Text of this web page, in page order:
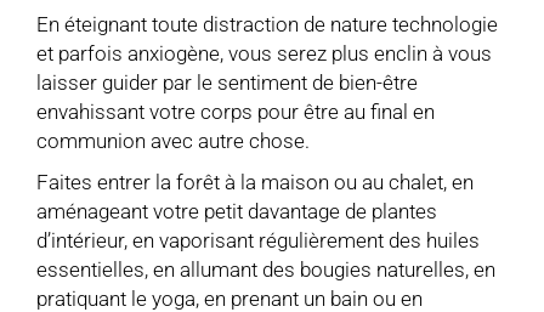
En éteignant toute distraction de nature technologie
et parfois anxiogène, vous serez plus enclin à vous
laisser guider par le sentiment de bien-être
envahissant votre corps pour être au final en
communion avec autre chose.
Faites entrer la forêt à la maison ou au chalet, en
aménageant votre petit davantage de plantes
d’intérieur, en vaporisant régulièrement des huiles
essentielles, en allumant des bougies naturelles, en
pratiquant le yoga, en prenant un bain ou en